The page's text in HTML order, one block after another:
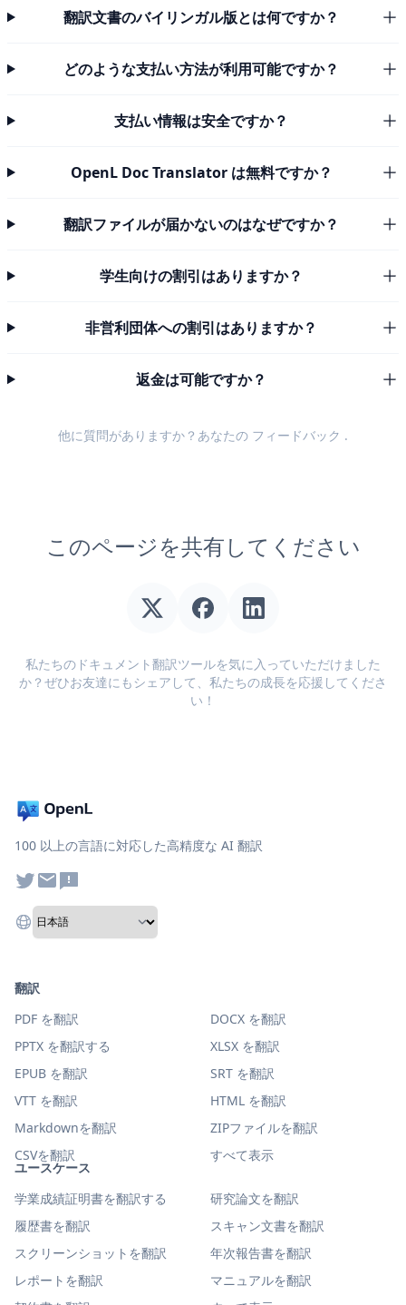
翻訳文書のバイリンガル版とは何ですか？
どのような支払い方法が利用可能ですか？
支払い情報は安全ですか？
OpenL Doc Translator は無料ですか？
翻訳ファイルが届かないのはなぜですか？
学生向けの割引はありますか？
非営利団体への割引はありますか？
返金は可能ですか？
他に質問がありますか？あなたの フィードバック .
このページを共有してください
私たちのドキュメント翻訳ツールを気に入っていただけました
か？ぜひお友達にもシェアして、私たちの成長を応援してくださ
い！
100 以上の言語に対応した高精度な AI 翻訳
ユースケース
学業成績証明書を翻訳する
研究論文を翻訳
履歴書を翻訳
スキャン文書を翻訳
スクリーンショットを翻訳
年次報告書を翻訳
レポートを翻訳
マニュアルを翻訳
翻訳
PDF を翻訳
DOCX を翻訳
PPTX を翻訳する
XLSX を翻訳
EPUB を翻訳
SRT を翻訳
VTT を翻訳
HTML を翻訳
Markdownを翻訳
ZIPファイルを翻訳
CSVを翻訳
すべて表示